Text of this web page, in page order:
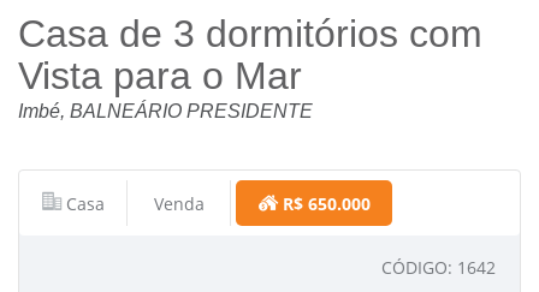
Casa de 3 dormitórios com
Vista para o Mar
Imbé, BALNEÁRIO PRESIDENTE
Casa Venda R$ 650.000
CÓDIGO: 1642